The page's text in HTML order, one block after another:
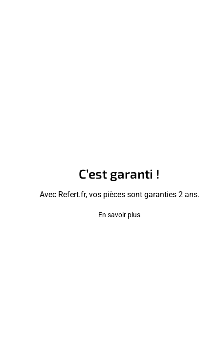
C’est garanti !
Avec Refert.fr, vos pièces sont garanties 2 ans.
En savoir plus